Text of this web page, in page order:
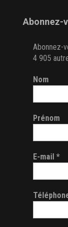
Abonnez-
Abonnez-
4 905
Nom
Prénom
E-mail *